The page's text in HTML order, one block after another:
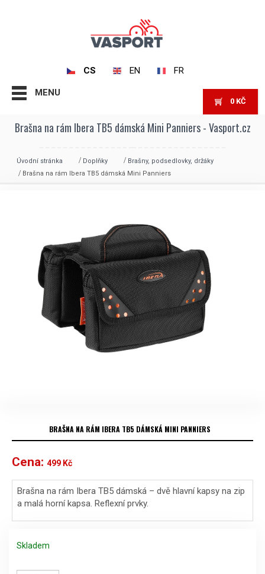
CS EN FR
MENU
0 KČ
Brašna na rám Ibera TB5 dámská Mini Panniers - Vasport.cz
Úvodní stránka Doplňky
Brašny, podsedlovky, držáky
Brašna na rám Ibera TB5 dámská Mini Panniers
BRAŠNA NA RÁM IBERA TB5 DÁMSKÁ MINI PANNIERS
Cena: 499 Kč
Brašna na rám Ibera TB5 dámská – dvě hlavní kapsy na zip
a malá horní kapsa. Reflexní prvky.
Skladem